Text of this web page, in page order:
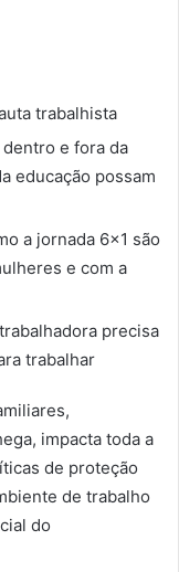
trabalhista
e fora da
educação possam
a jornada 6×1 são
e com a
precisa
trabalhar
impacta toda a
de proteção
de trabalho
do